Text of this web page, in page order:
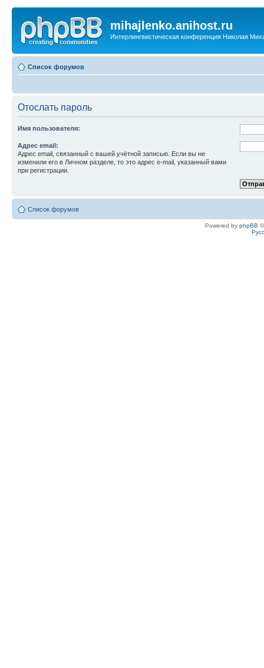
mihajlenko.anihost.ru
Интерлингвистическая конференция Николая
Список форумов
Отослать пароль
Имя пользователя:
Адрес email:
Адрес email, связанный с вашей учётной записью. Если вы не
изменили его в Личном разделе, то это адрес e-mail, указанный вами
при регистрации.
Список форумов
Powered by phpBB